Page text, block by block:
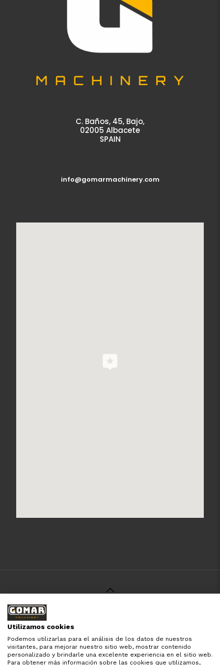
C. Baños, 45, Bajo,
02005 Albacete
SPAIN
info@gomarmachinery.com
© 2021 Gomar Machinery -
Privacidad
Todas las marcas aquí mencionadas son de simple
referencia, es solo para especificar los productos que
comercializamos y el servicio que brindamos. Nuestra
Utilizamos cookies
Podemos utilizarlas para el análisis de los datos de nuestros
visitantes, para mejorar nuestro sitio web, mostrar contenido
personalizado y brindarle una excelente experiencia en el sitio web.
Para obtener más información sobre las cookies que utilizamos,